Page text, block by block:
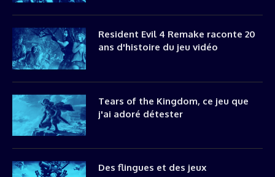
Resident Evil 4 Remake raconte 20
ans d'histoire du jeu vidéo
Tears of the Kingdom, ce jeu que
j'ai adoré détester
Des flingues et des jeux